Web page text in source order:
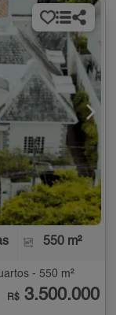
550 m²
- 550 m²
R$ 3.500.000